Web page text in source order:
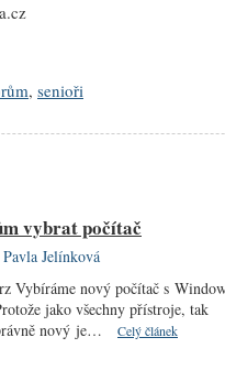
, senioři
vybrat počítač
Pavla Jelínková
Vybíráme nový počítač s
jako všechny přístroje, tak
nový je…
Celý článek